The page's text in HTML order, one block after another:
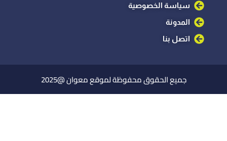
سياسة الخصوصية
المدونة
اتصل بنا
جميع الحقوق محفوظة لموقع معوان @2025